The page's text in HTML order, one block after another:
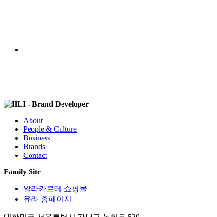
About
People & Culture
Business
Brands
Contact
Family Site
알라카르테 쇼핑몰
유라 홈페이지